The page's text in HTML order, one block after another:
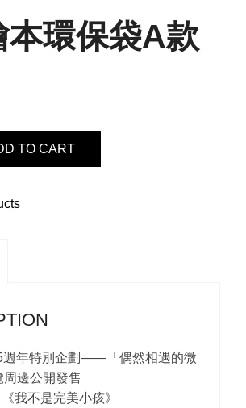
本環保袋A款
TO CART
週年特別企劃——「偶然相遇的微
邊公開發售
我不是完美小孩》